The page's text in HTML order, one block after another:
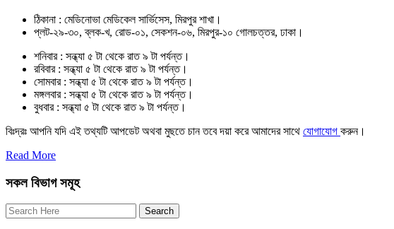
ঠিকানা : মেডিনোভা মেডিকেল সার্ভিসেস, মিরপুর শাখা।
প্লট-২৯-৩০, ব্লক-খ, রোড-০১, সেকশন-০৬, মিরপুর-১০ গোলচত্তর, ঢাকা।
শনিবার : সন্ধ্যা ৫ টা থেকে রাত ৯ টা পর্যন্ত।
রবিবার : সন্ধ্যা ৫ টা থেকে রাত ৯ টা পর্যন্ত।
সোমবার : সন্ধ্যা ৫ টা থেকে রাত ৯ টা পর্যন্ত।
মঙ্গলবার : সন্ধ্যা ৫ টা থেকে রাত ৯ টা পর্যন্ত।
বুধবার : সন্ধ্যা ৫ টা থেকে রাত ৯ টা পর্যন্ত।
বিঃদ্রঃ আপনি যদি এই তথ্যটি আপডেট অথবা মুছতে চান তবে দয়া করে আমাদের সাথে যোগাযোগ করুন।
Read More
সকল বিভাগ সমূহ